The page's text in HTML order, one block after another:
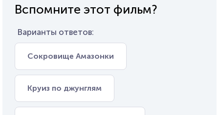
Вспомните этот фильм?
Варианты ответов:
Сокровище Амазонки
Круиз по джунглям